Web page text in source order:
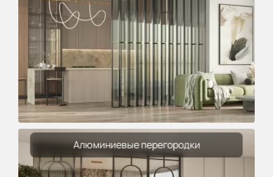
Алюминиевые перегородки